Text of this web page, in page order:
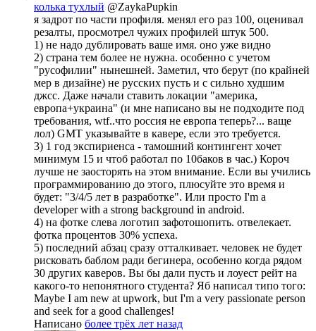
колька тухлый @ZaykaPupkin
я задрот по части профиля. менял его раз 100, оценивал
резалты, просмотрел чужих профилей штук 500.
1) не надо дублировать ваше имя. оно уже видно
2) страна тем более не нужна. особенно с учетом
"русофилии" нынешней. Заметил, что берут (по крайней
мер в дизайне) не русских пусть и с сильно худшим
джсс. Даже начали ставить локации "америка,
европа+украина" (и мне написано вы не подходите под
требования, wtf..что россия не европа теперь?... ваще
лол) GMT указывайте в кавере, если это требуется.
3) 1 год экспириенса - тамошний контингент хочет
минимум 15 и чтоб работал по 10баков в час.) Короч
лучше не заосторять на этом внимание. Если вы учились
программированию до этого, плюсуйте это время и
будет: "3/4/5 лет в разработке". Или просто I'm a
developer with a strong background in android.
4) на фотке слева логотип зафотошопить. отвелекает.
фотка процентов 30% успеха.
5) последний абзац сразу отталкивает. человек не будет
рисковать баблом ради бегинера, особенно когда рядом
30 других каверов. Вы бы дали пусть и лоуест рейт на
какого-то непонятного студента? Яб написал типо того:
Maybe I am new at upwork, but I'm a very passionate person
and seek for a good challenges!
Написано более трёх лет назад